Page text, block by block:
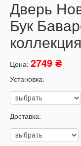
Дверь
Бук
Цена: 2749 ₴
Установка:
Доставка: